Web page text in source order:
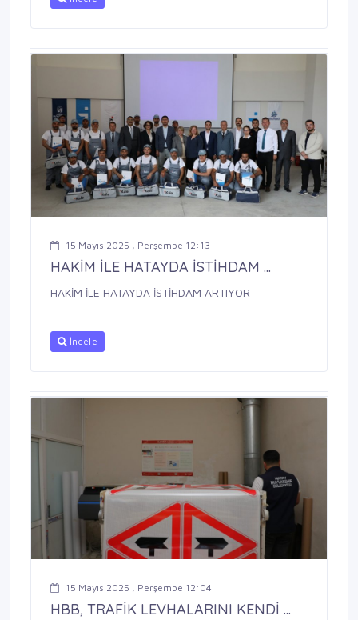
15 Mayıs 2025 , Perşembe 12:13
HAKİM İLE HATAYDA İSTİHDAM ...
HAKİM İLE HATAYDA İSTİHDAM ARTIYOR
İncele
15 Mayıs 2025 , Perşembe 12:04
HBB, TRAFİK LEVHALARINI KENDİ ...